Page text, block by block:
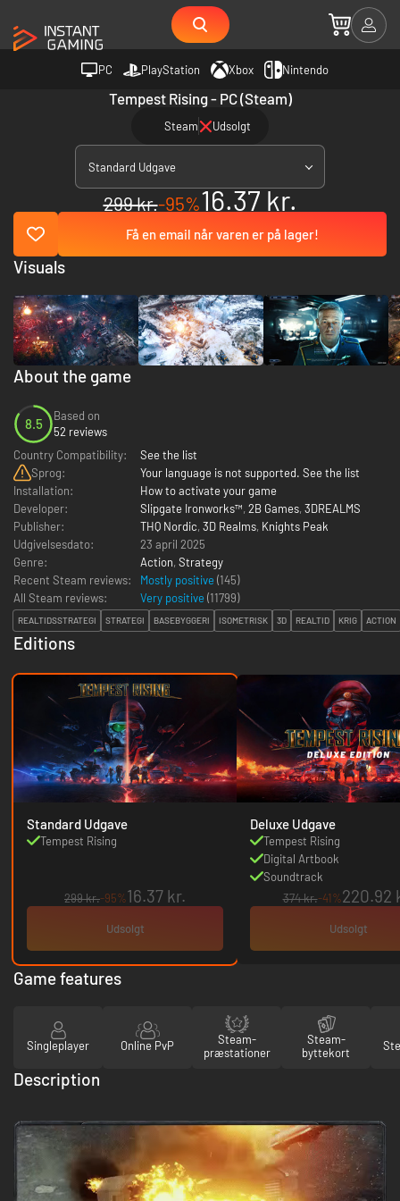
PC PlayStation Xbox Nintendo
Tempest Rising - PC (Steam)
Steam Udsolgt
Standard Udgave
299 kr.-95%16.37 kr.
Få en email når varen er på lager!
About the game
8.5
Based on
52 reviews
Country Compatibility:
See the list
Sprog:
Your language is not supported. See the list
Installation:
How to activate your game
Developer:
Slipgate Ironworks™, 2B Games, 3DREALMS
Publisher:
THQ Nordic, 3D Realms, Knights Peak
Udgivelsesdato:
23 april 2025
Genre:
Action, Strategy
Recent Steam reviews:
Mostly positive (145)
All Steam reviews:
Very positive (11799)
REALTIDSSTRATEGI STRATEGI BASEBYGGERI ISOMETRISK 3D REALTID KRIG ACTION
Editions
Standard Udgave
Tempest Rising
299 kr.-95%16.37 kr.
Udsolgt
Deluxe Udgave
Tempest Rising
Digital Artbook
Soundtrack
374 kr.-41%220.92
Udsolgt
Visuals
Game features
Singleplayer Online PvP
Steam-
præstationer
Steam-
byttekort
Description